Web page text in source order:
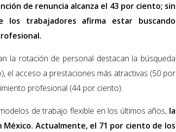
de renuncia alcanza el 43 por ciento; sin
trabajadores afirma estar buscando
la rotación de personal destacan la búsqueda
el acceso a prestaciones más atractivas (50 por
profesional (44 por ciento).
de trabajo flexible en los últimos años, la
Actualmente, el 71 por ciento de los